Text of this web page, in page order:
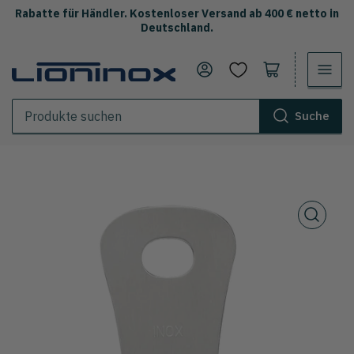
Rabatte für Händler. Kostenloser Versand ab 400 € netto in
Deutschland.
Produkte
Suche
Anmelden Warenkorb öffnen